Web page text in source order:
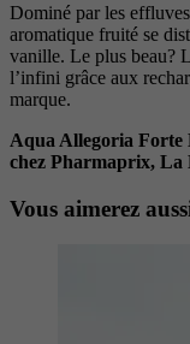
Dominé par les
aromatique fruité se
vanille. Le plus beau?
l’infini grâce aux
marque.
Aqua Allegoria Forte
chez Pharmaprix, La
Vous aimerez